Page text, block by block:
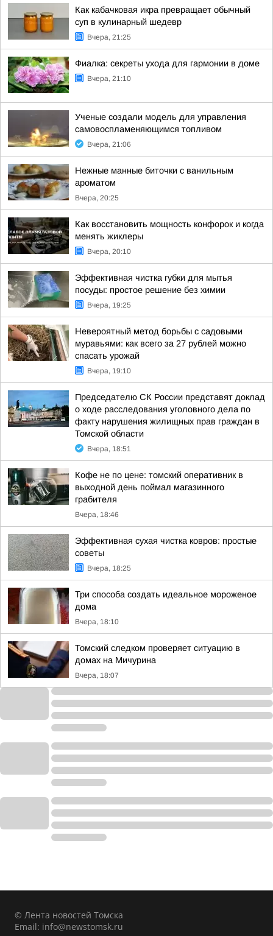
Как кабачковая икра превращает обычный
суп в кулинарный шедевр
Вчера, 21:25
Фиалка: секреты ухода для гармонии в доме
Вчера, 21:10
Ученые создали модель для управления
самовоспламеняющимся топливом
Вчера, 21:06
Нежные манные биточки с ванильным
ароматом
Вчера, 20:25
Как восстановить мощность конфорок и когда
менять жиклеры
Вчера, 20:10
Эффективная чистка губки для мытья
посуды: простое решение без химии
Вчера, 19:25
Невероятный метод борьбы с садовыми
муравьями: как всего за 27 рублей можно
спасать урожай
Вчера, 19:10
Председателю СК России представят доклад
о ходе расследования уголовного дела по
факту нарушения жилищных прав граждан в
Томской области
Вчера, 18:51
Кофе не по цене: томский оперативник в
выходной день поймал магазинного
грабителя
Вчера, 18:46
Эффективная сухая чистка ковров: простые
советы
Вчера, 18:25
Три способа создать идеальное мороженое
дома
Вчера, 18:10
Томский следком проверяет ситуацию в
домах на Мичурина
Вчера, 18:07
© Лента новостей Томска
Email: info@newstomsk.ru